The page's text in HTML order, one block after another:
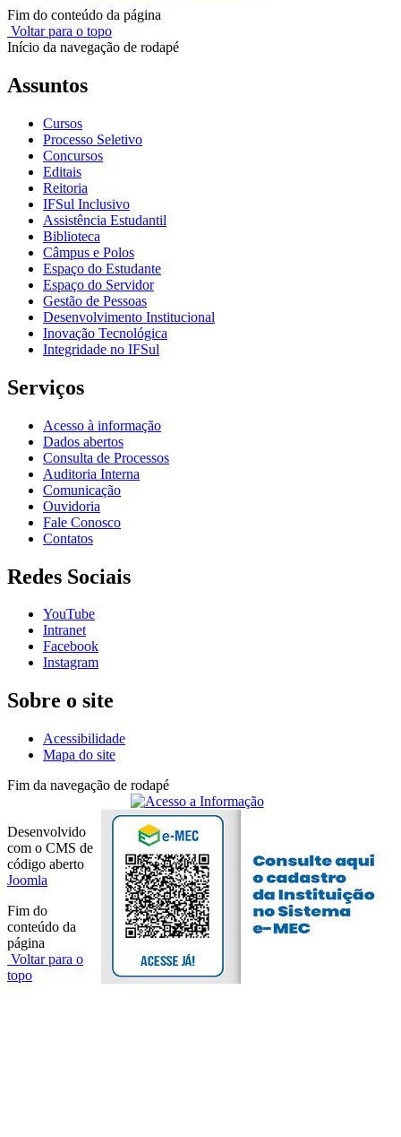
Fim do conteúdo da página
Voltar para o topo
Início da navegação de rodapé
Assuntos
Cursos
Processo Seletivo
Concursos
Editais
Reitoria
IFSul Inclusivo
Assistência Estudantil
Biblioteca
Câmpus e Polos
Espaço do Estudante
Espaço do Servidor
Gestão de Pessoas
Desenvolvimento Institucional
Inovação Tecnológica
Integridade no IFSul
Serviços
Acesso à informação
Dados abertos
Consulta de Processos
Auditoria Interna
Comunicação
Ouvidoria
Fale Conosco
Contatos
Redes Sociais
YouTube
Intranet
Facebook
Instagram
Sobre o site
Acessibilidade
Mapa do site
Fim da navegação de rodapé
Desenvolvido
com o CMS de
código aberto
Joomla
Fim do
conteúdo da
página
Voltar para o
topo